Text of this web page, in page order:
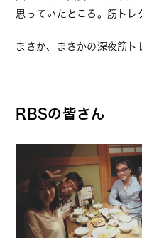
思っていたところ。筋トレ
まさか、まさかの深夜筋ト
RBSの皆さん